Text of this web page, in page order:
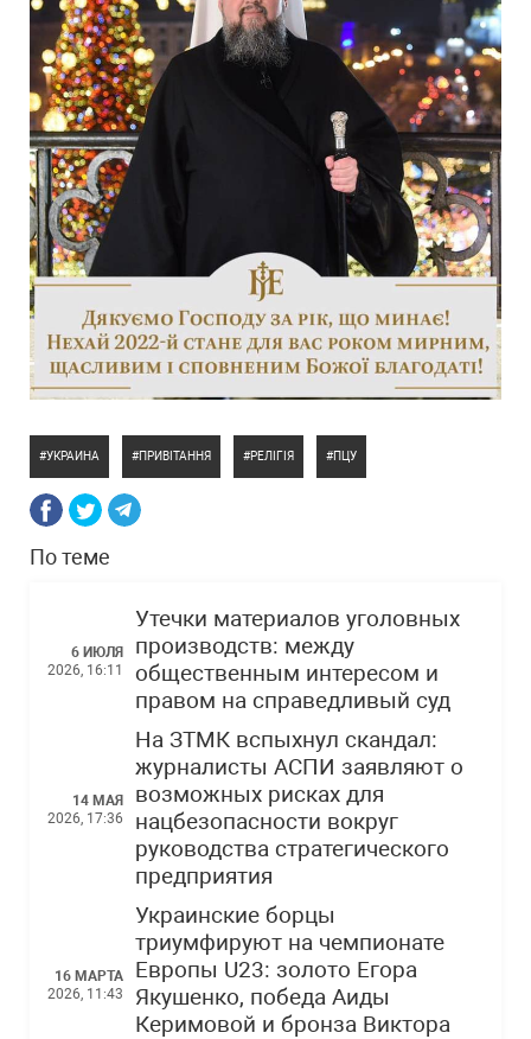
УКРАИНА ПРИВІТАННЯ РЕЛІГІЯ ПЦУ
По теме
6 ИЮЛЯ
2026, 16:11
Утечки материалов уголовных
производств: между
общественным интересом и
правом на справедливый суд
14 МАЯ
2026, 17:36
На ЗТМК вспыхнул скандал:
журналисты АСПИ заявляют о
возможных рисках для
нацбезопасности вокруг
руководства стратегического
предприятия
16 МАРТА
2026, 11:43
Украинские борцы
триумфируют на чемпионате
Европы U23: золото Егора
Якушенко, победа Аиды
Керимовой и бронза Виктора